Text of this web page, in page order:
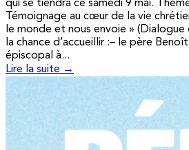
qui se tiendra ce samedi 9 mai.
Témoignage au cœur de la vie
le monde et nous envoie » (Dialogue
la chance d’accueillir :– le père
épiscopal à...
Lire la suite →